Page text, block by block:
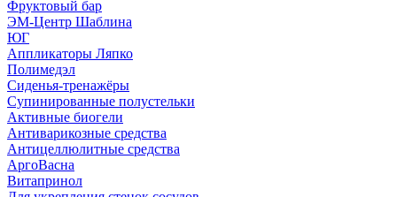
Фруктовый бар
ЭМ-Центр Шаблина
ЮГ
Аппликаторы Ляпко
Полимедэл
Сиденья-тренажёры
Супинированные полустельки
Активные биогели
Антиварикозные средства
Антицеллюлитные средства
АргоВасна
Витапринол